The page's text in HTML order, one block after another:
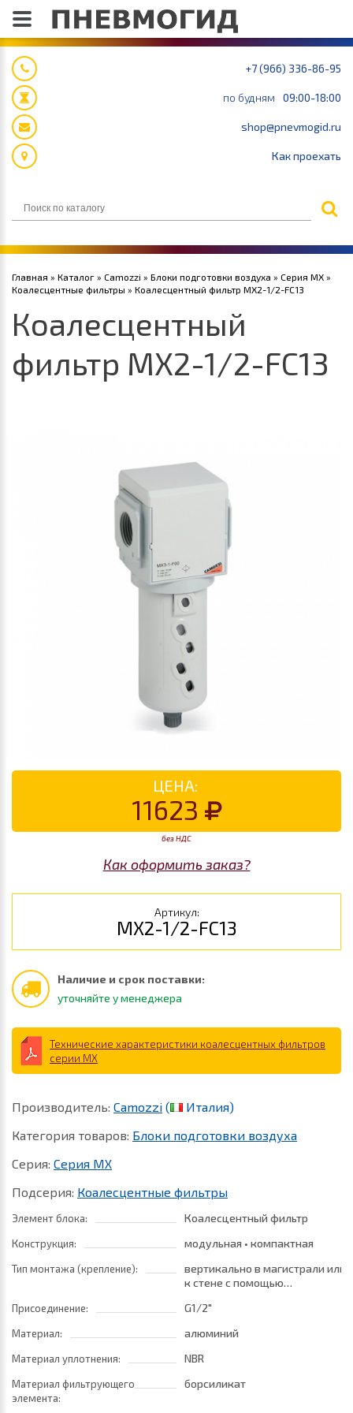
+7 (966) 336-86-95
по будням 09:00-18:00
shop@pnevmogid.ru
Как проехать
Главная » Каталог » Camozzi » Блоки подготовки воздуха » Серия MX »
Коалесцентные фильтры » Коалесцентный фильтр MX2-1/2-FC13
Коалесцентный
фильтр MX2-1/2-FC13
ЦЕНА:
11623
без НДС
Как оформить заказ?
Артикул:
MX2-1/2-FC13
Наличие и срок поставки:
уточняйте у менеджера
Технические характеристики коалесцентных фильтров
серии MX
Производитель: Camozzi (
Италия)
Категория товаров: Блоки подготовки воздуха
Серия: Серия MX
Подсерия: Коалесцентные фильтры
Элемент блока: Коалесцентный фильтр
Конструкция: модульная • компактная
Тип монтажа (крепление):
вертикально в магистрали или
к стене с помощью
Присоединение: G1/2"
Материал: алюминий
Материал уплотнения: NBR
Материал фильтрующего
элемента:
борсиликат